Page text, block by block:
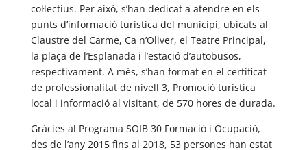
col·lectius. Per això, s’han dedicat a atendre en els
punts d’informació turística del municipi, ubicats al
Claustre del Carme, Ca n’Oliver, el Teatre Principal,
la plaça de l’Esplanada i l’estació d’autobusos,
respectivament. A més, s’han format en el certificat
de professionalitat de nivell 3, Promoció turística
local i informació al visitant, de 570 hores de durada.
Gràcies al Programa SOIB 30 Formació i Ocupació,
des de l’any 2015 fins al 2018, 53 persones han estat